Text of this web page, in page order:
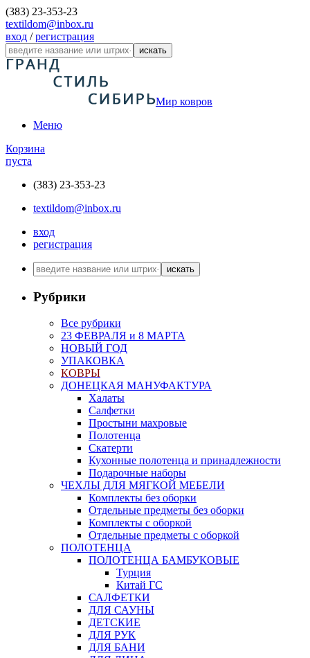
(383) 23-353-23
textildom@inbox.ru
вход /регистрация
искать
Мир ковров
Меню
Корзина
пуста
(383) 23-353-23
textildom@inbox.ru
вход
регистрация
искать
Рубрики
Все рубрики
23 ФЕВРАЛЯ и 8 МАРТА
НОВЫЙ ГОД
УПАКОВКА
КОВРЫ
ДОНЕЦКАЯ МАНУФАКТУРА
Халаты
Салфетки
Простыни махровые
Полотенца
Скатерти
Кухонные полотенца и принадлежности
Подарочные наборы
ЧЕХЛЫ ДЛЯ МЯГКОЙ МЕБЕЛИ
Комплекты без оборки
Отдельные предметы без оборки
Комплекты с оборкой
Отдельные предметы с оборкой
ПОЛОТЕНЦА
ПОЛОТЕНЦА БАМБУКОВЫЕ
Турция
Китай ГС
САЛФЕТКИ
ДЛЯ САУНЫ
ДЕТСКИЕ
ДЛЯ РУК
ДЛЯ БАНИ